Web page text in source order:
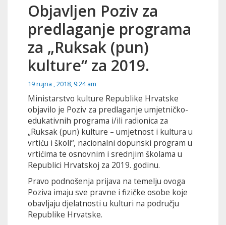
Objavljen Poziv za
predlaganje programa
za „Ruksak (pun)
kulture“ za 2019.
19 rujna , 2018, 9:24 am
Ministarstvo kulture Republike Hrvatske
objavilo je Poziv za predlaganje umjetničko-
edukativnih programa i/ili radionica za
„Ruksak (pun) kulture – umjetnost i kultura u
vrtiću i školi“, nacionalni dopunski program u
vrtićima te osnovnim i srednjim školama u
Republici Hrvatskoj za 2019. godinu.
Pravo podnošenja prijava na temelju ovoga
Poziva imaju sve pravne i fizičke osobe koje
obavljaju djelatnosti u kulturi na području
Republike Hrvatske.